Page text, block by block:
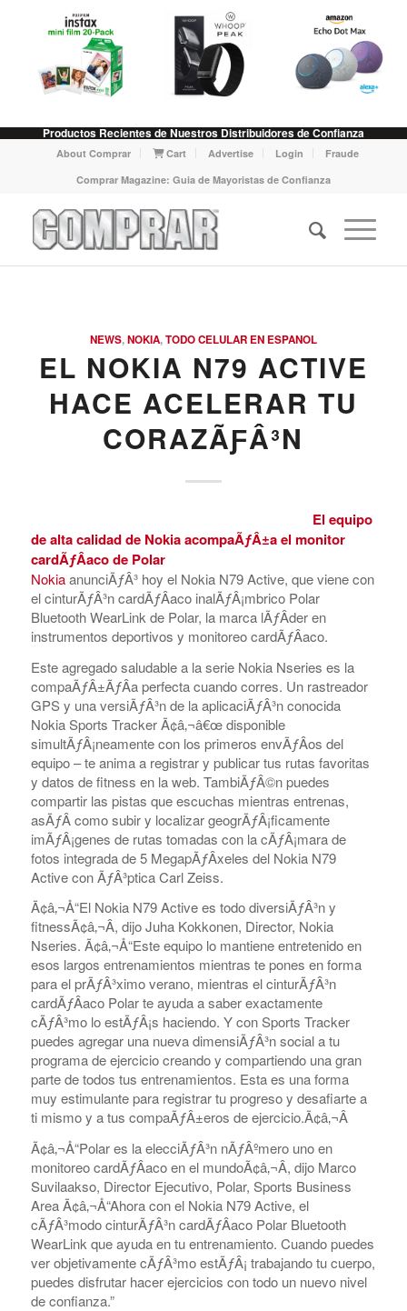
Productos Recientes de Nuestros Distribuidores de Confianza
About Comprar Cart Advertise Login
Fraude
Comprar Magazine: Guia de Mayoristas de Confianza
NEWS,NOKIA,TODO CELULAR EN ESPANOL
EL NOKIA N79 ACTIVE
HACE ACELERAR TU
CORAZÃƑÂ³N
El equipo
de alta calidad de Nokia acompaÃƒÂ±a el monitor
cardÃƒÂ­aco de Polar
NokiaanunciÃƒÂ³ hoy el Nokia N79 Active, que viene con
el cinturÃƒÂ³n cardÃƒÂ­aco inalÃƒÂ¡mbrico Polar
Bluetooth WearLink de Polar, la marca lÃƒÂ­der en
instrumentos deportivos y monitoreo cardÃƒÂ­aco.
Este agregado saludable a la serie Nokia Nseries es la
compaÃƒÂ±ÃƒÂ­a perfecta cuando corres. Un rastreador
GPS y una versiÃƒÂ³n de la aplicaciÃƒÂ³n conocida
Nokia Sports Tracker Ã¢â‚¬â€œ disponible
simultÃƒÂ¡neamente con los primeros envÃƒÂ­os del
equipo – te anima a registrar y publicar tus rutas favoritas
y datos de fitness en la web. TambiÃƒÂ©n puedes
compartir las pistas que escuchas mientras entrenas,
asÃƒÂ­ como subir y localizar geogrÃƒÂ¡ficamente
imÃƒÂ¡genes de rutas tomadas con la cÃƒÂ¡mara de
fotos integrada de 5 MegapÃƒÂ­xeles del Nokia N79
Active con ÃƒÂ³ptica Carl Zeiss.
Ã¢â‚¬Å“El Nokia N79 Active es todo diversiÃƒÂ³n y
fitnessÃ¢â‚¬Â, dijo Juha Kokkonen, Director, Nokia
Nseries. Ã¢â‚¬Å“Este equipo lo mantiene entretenido en
esos largos entrenamientos mientras te pones en forma
para el prÃƒÂ³ximo verano, mientras el cinturÃƒÂ³n
cardÃƒÂ­aco Polar te ayuda a saber exactamente
cÃƒÂ³mo lo estÃƒÂ¡s haciendo. Y con Sports Tracker
puedes agregar una nueva dimensiÃƒÂ³n social a tu
programa de ejercicio creando y compartiendo una gran
parte de todos tus entrenamientos. Esta es una forma
muy estimulante para registrar tu progreso y desafiarte a
ti mismo y a tus compaÃƒÂ±eros de ejercicio.Ã¢â‚¬Â
Ã¢â‚¬Å“Polar es la elecciÃƒÂ³n nÃƒÂºmero uno en
monitoreo cardÃƒÂ­aco en el mundoÃ¢â‚¬Â, dijo Marco
Suvilaakso, Director Ejecutivo, Polar, Sports Business
Area Ã¢â‚¬Å“Ahora con el Nokia N79 Active, el
cÃƒÂ³modo cinturÃƒÂ³n cardÃƒÂ­aco Polar Bluetooth
WearLink que ayuda en tu entrenamiento. Cuando puedes
ver objetivamente cÃƒÂ³mo estÃƒÂ¡ trabajando tu cuerpo,
puedes disfrutar hacer ejercicios con todo un nuevo nivel
de confianza.”